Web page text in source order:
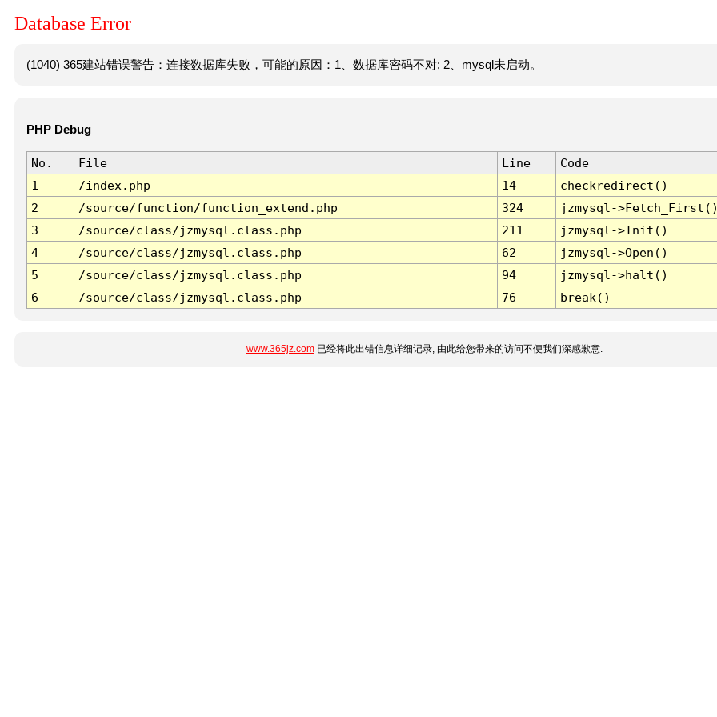
Database Error
(1040) 365建站错误警告：连接数据库失败，可能的原因：1、数据库密码不对; 2、mysql未启动。
PHP Debug
No. File Line
Code
1
/index.php 14
checkredirect()
2
/source/function/function_extend.php 324
jzmysql-
3
/source/class/jzmysql.class.php 211
jzmysql->Init()
4
/source/class/jzmysql.class.php 62
jzmysql->Open()
5
/source/class/jzmysql.class.php 94
jzmysql->halt()
6
/source/class/jzmysql.class.php 76 break()
www.365jz.com已经将此出错信息详细记录, 由此给您带来的访问不便我们深感歉意.